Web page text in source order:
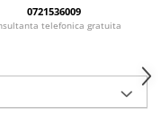
0721536009
telefonica gratuita